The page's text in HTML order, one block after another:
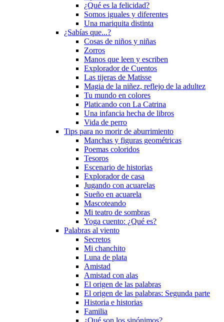
¿Qué es la felicidad?
Somos iguales y diferentes
Una mariquita distinta
¿Sabías que...?
Cosas de niños y niñas
Zorros
Manos que leen y escriben
Explorador de Cuentos
Las tijeras de Matisse
Magia de la niñez, reflejo de la adultez
Tu mundo en colores
Platicando con La Catrina
Una infancia hecha de libros
Vida de perro
Tips para no morir de aburrimiento
Manchas y figuras geométricas
Poemas coloridos
Tesoros
Escenario de historias
Explorador de casa
Jugando con acuarelas
Sueño en acuarela
Mascoteando
Mi teatro de sombras
Yoga cuento: ¿Qué es?
Palabras al viento
Secretos
Mi chanchito
Luna de plata
Amistad
Amistad con alas
El origen de las palabras
El origen de las palabras: Segunda parte
Historia e historias
Familia
¿Qué son los sinónimos?